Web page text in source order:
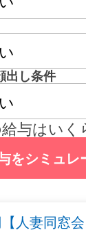
出し条件
与はいく
をシミュレ
人妻同窓